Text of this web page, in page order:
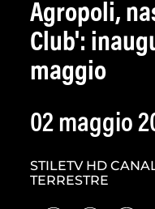
Agropoli,
Club':
maggio
02 maggio
STILETV HD
TERRESTRE